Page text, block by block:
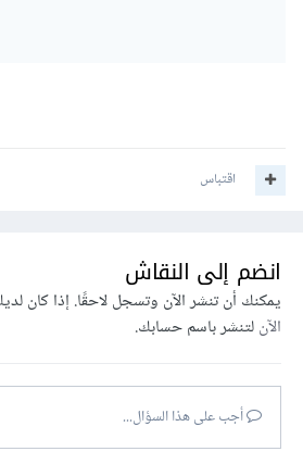
اقتباس
انضم إلى النقاش
يمكنك أن تنشر الآن وتسجل لاحقًا. إذا كان
الآنلتنشر باسم حسابك.
أجب على هذا السؤال...